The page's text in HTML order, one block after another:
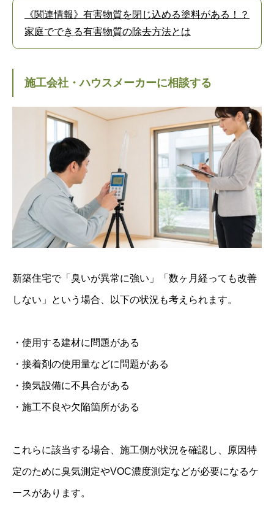
《関連情報》有害物質を閉じ込める塗料がある！？
家庭でできる有害物質の除去方法とは
施工会社・ハウスメーカーに相談する
新築住宅で「臭いが異常に強い」「数ヶ月経っても改善
しない」という場合、以下の状況も考えられます。
・使用する建材に問題がある
・接着剤の使用量などに問題がある
・換気設備に不具合がある
・施工不良や欠陥箇所がある
これらに該当する場合、施工側が状況を確認し、原因特
定のために臭気測定やVOC濃度測定などが必要になるケ
ースがあります。